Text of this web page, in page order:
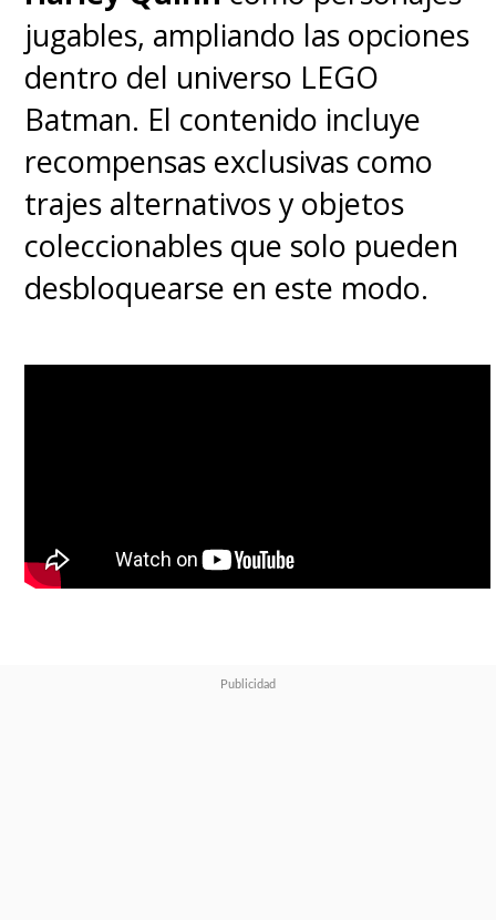
jugables, ampliando las opciones
dentro del universo LEGO
Batman. El contenido incluye
recompensas exclusivas como
trajes alternativos y objetos
coleccionables que solo pueden
desbloquearse en este modo.